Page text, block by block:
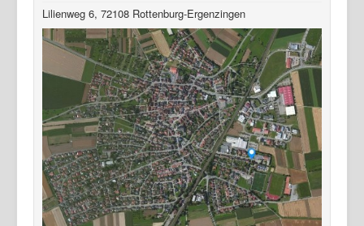
Lilienweg 6, 72108 Rottenburg-Ergenzingen